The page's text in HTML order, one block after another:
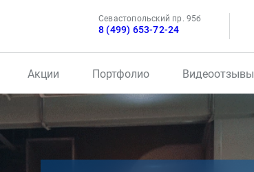
Севастопольский пр. 95б
8 (499) 653-72-24
Акции Портфолио Видеоотзывы